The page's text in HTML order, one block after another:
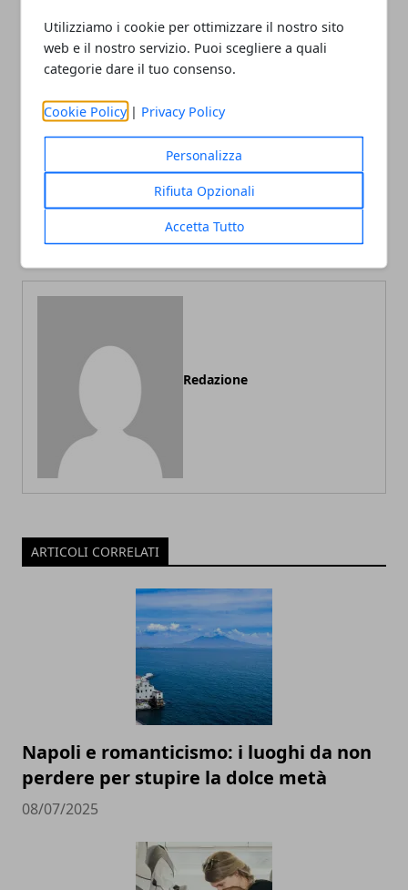
Utilizziamo i cookie per ottimizzare il nostro sito
web e il nostro servizio. Puoi scegliere a quali
categorie dare il tuo consenso.
Cookie Policy | Privacy Policy
Personalizza
Rifiuta Opzionali
Accetta Tutto
Facebook
TwitterWhatsapp
Articolo Precedente Articolo Successivo
Redazione
ARTICOLI CORRELATI
Napoli e romanticismo: i luoghi da non
perdere per stupire la dolce metà
08/07/2025